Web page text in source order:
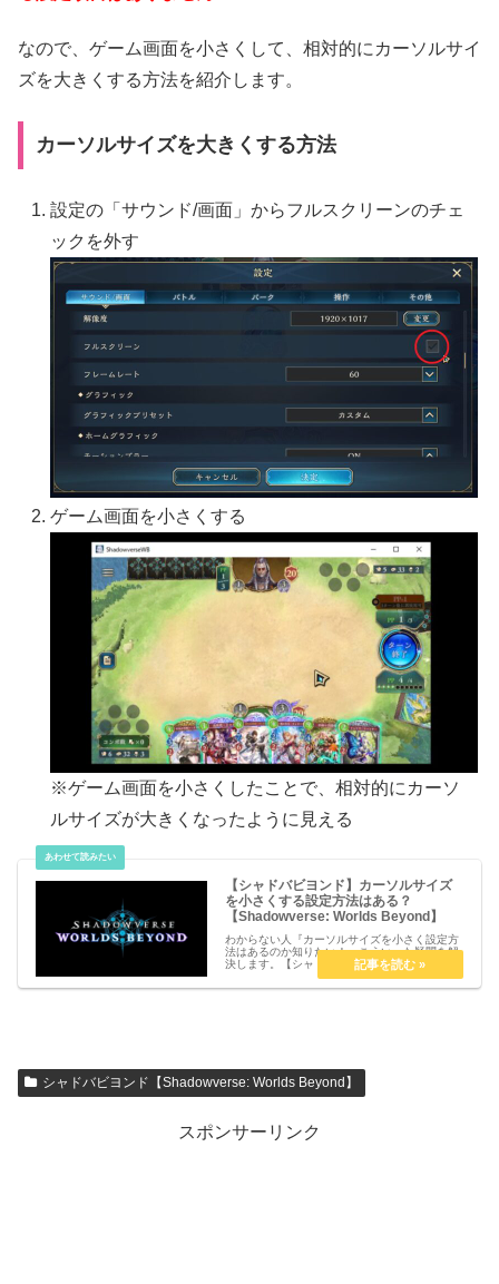
なので、ゲーム画面を小さくして、相対的にカーソルサイ
ズを大きくする方法を紹介します。
カーソルサイズを大きくする方法
設定の「サウンド/画面」からフルスクリーンのチェ
ックを外す
ゲーム画面を小さくする
※ゲーム画面を小さくしたことで、相対的にカーソ
ルサイズが大きくなったように見える
【シャドバビヨンド】カーソルサイズ
を小さくする設定方法はある？
【Shadowverse: Worlds Beyond】
わからない人『カーソルサイズを小さく設定方
法はあるのか知りたい！』こういった疑問を解
決します。【シャドバビヨンド】カーソルサイ
ズを小さくする設定方法はある？
【Shadowverse: Worlds Beyond】カーソルサ
シャドバビヨンド【Shadowverse: Worlds Beyond】
スポンサーリンク